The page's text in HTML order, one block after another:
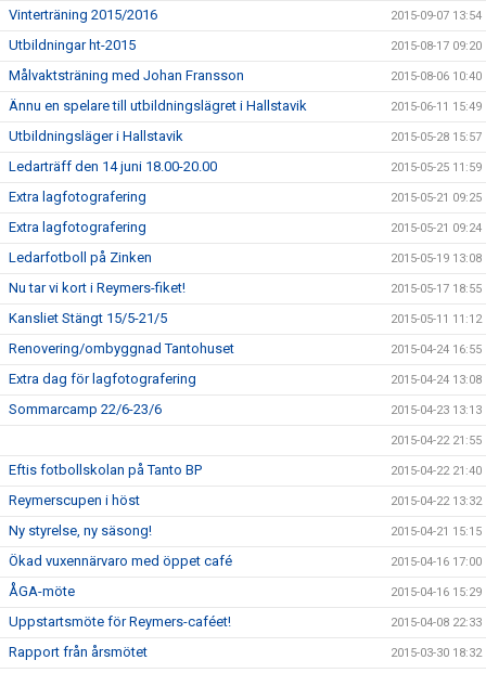
Vinterträning 2015/2016 2015-09-07 13:54
Utbildningar ht-2015 2015-08-17 09:20
Målvaktsträning med Johan Fransson 2015-08-06 10:40
Ännu en spelare till utbildningslägret i Hallstavik 2015-06-11 15:49
Utbildningsläger i Hallstavik 2015-05-28 15:57
Ledarträff den 14 juni 18.00-20.00 2015-05-25 11:59
Extra lagfotografering 2015-05-21 09:25
Extra lagfotografering 2015-05-21 09:24
Ledarfotboll på Zinken 2015-05-19 13:08
Nu tar vi kort i Reymers-fiket! 2015-05-17 18:55
Kansliet Stängt 15/5-21/5 2015-05-11 11:12
Renovering/ombyggnad Tantohuset 2015-04-24 16:55
Extra dag för lagfotografering 2015-04-24 13:08
Sommarcamp 22/6-23/6 2015-04-23 13:13
2015-04-22 21:55
Eftis fotbollskolan på Tanto BP 2015-04-22 21:40
Reymerscupen i höst 2015-04-22 13:32
Ny styrelse, ny säsong! 2015-04-21 15:15
Ökad vuxennärvaro med öppet café 2015-04-16 17:00
ÅGA-möte 2015-04-16 15:29
Uppstartsmöte för Reymers-caféet! 2015-04-08 22:33
Rapport från årsmötet 2015-03-30 18:32